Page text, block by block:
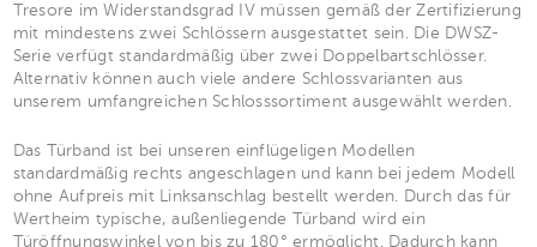
Tresore im Widerstandsgrad IV müssen gemäß der Zertifizierung
mit mindestens zwei Schlössern ausgestattet sein. Die DWSZ-
Serie verfügt standardmäßig über zwei Doppelbartschlösser.
Alternativ können auch viele andere Schlossvarianten aus
unserem umfangreichen Schlosssortiment ausgewählt werden.
Das Türband ist bei unseren einflügeligen Modellen
standardmäßig rechts angeschlagen und kann bei jedem Modell
ohne Aufpreis mit Linksanschlag bestellt werden. Durch das für
Wertheim typische, außenliegende Türband wird ein
Türöffnungswinkel von bis zu 180° ermöglicht. Dadurch kann